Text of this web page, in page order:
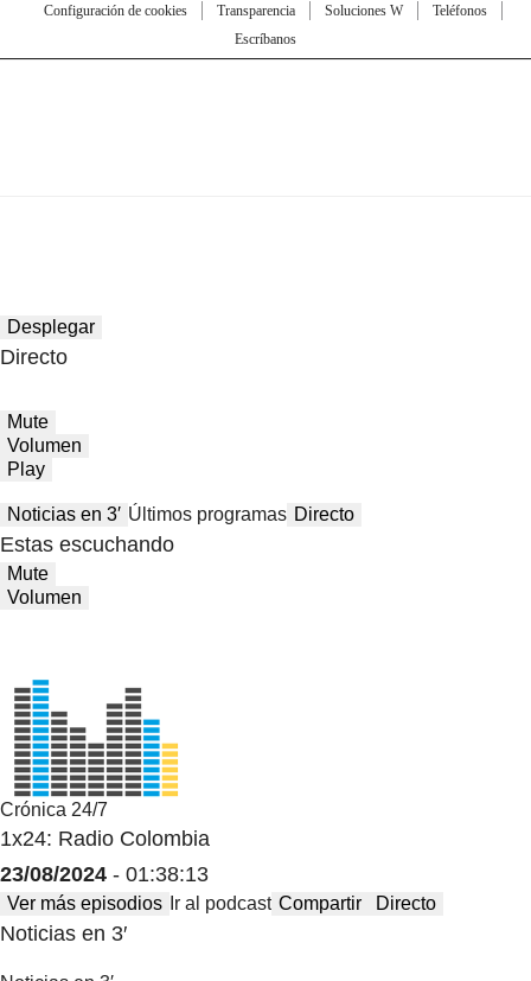
Configuración de cookies
Transparencia Soluciones W
Teléfonos
Escríbanos
Desplegar
Directo
Mute
Volumen
Play
Noticias en 3′ Últimos programas Directo
Estas escuchando
Mute
Volumen
Crónica 24/7
1x24: Radio Colombia
23/08/2024 - 01:38:13
Ver más episodios Ir al podcast Compartir Directo
Noticias en 3′